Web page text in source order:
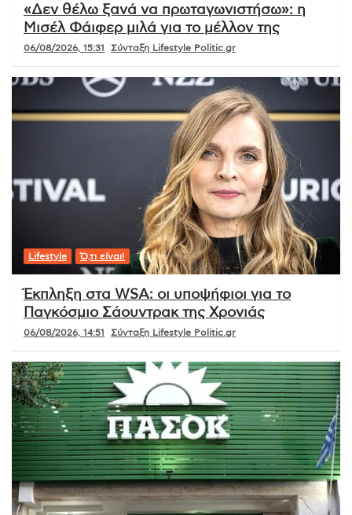
«Δεν θέλω ξανά να πρωταγωνιστήσω»: η
Μισέλ Φάιφερ μιλά για το μέλλον της
06/08/2026, 15:31 Σύνταξη Lifestyle Politic.gr
Lifestyle Ό,τι είναι!
Έκπληξη στα WSA: οι υποψήφιοι για το
Παγκόσμιο Σάουντρακ της Χρονιάς
06/08/2026, 14:51 Σύνταξη Lifestyle Politic.gr